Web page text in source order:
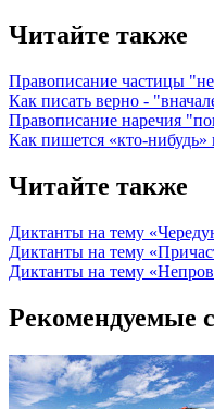
Читайте также
Правописание частицы
Как писать верно -
Правописание наречия
Как пишется «кто-нибудь»
Читайте также
Диктанты на тему
Диктанты на тему
Диктанты на тему
Рекомендуемые